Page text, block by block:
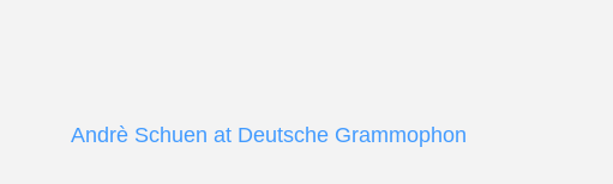
Andrè Schuen at Deutsche Grammophon